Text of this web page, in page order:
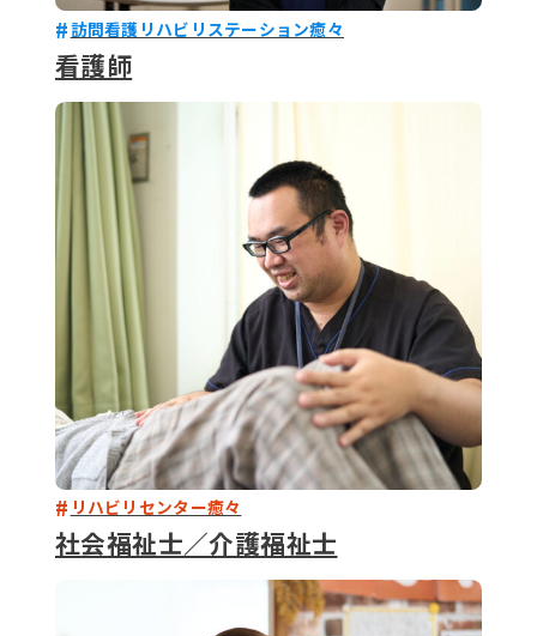
訪問看護リハビリステーション癒々
看護師
リハビリセンター癒々
社会福祉士／介護福祉士